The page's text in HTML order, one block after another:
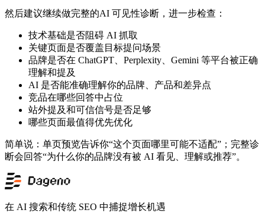
然后建议继续做完整的AI 可见性诊断，进一步检查：
技术基础是否阻碍 AI 抓取
关键页面是否覆盖目标提问场景
品牌是否在 ChatGPT、Perplexity、Gemini 等平台被正确
理解和提及
AI 是否能准确理解你的品牌、产品和差异点
竞品在哪些回答中占位
站外提及和可信信号是否足够
哪些页面最值得优先优化
简单说：单页预览告诉你“这个页面哪里可能不适配”；完整诊
断会回答“为什么你的品牌没有被 AI 看见、理解或推荐”。
在 AI 搜索和传统 SEO 中捕捉增长机遇